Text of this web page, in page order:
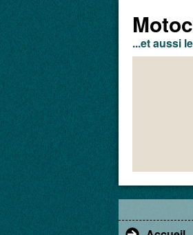
...et aussi